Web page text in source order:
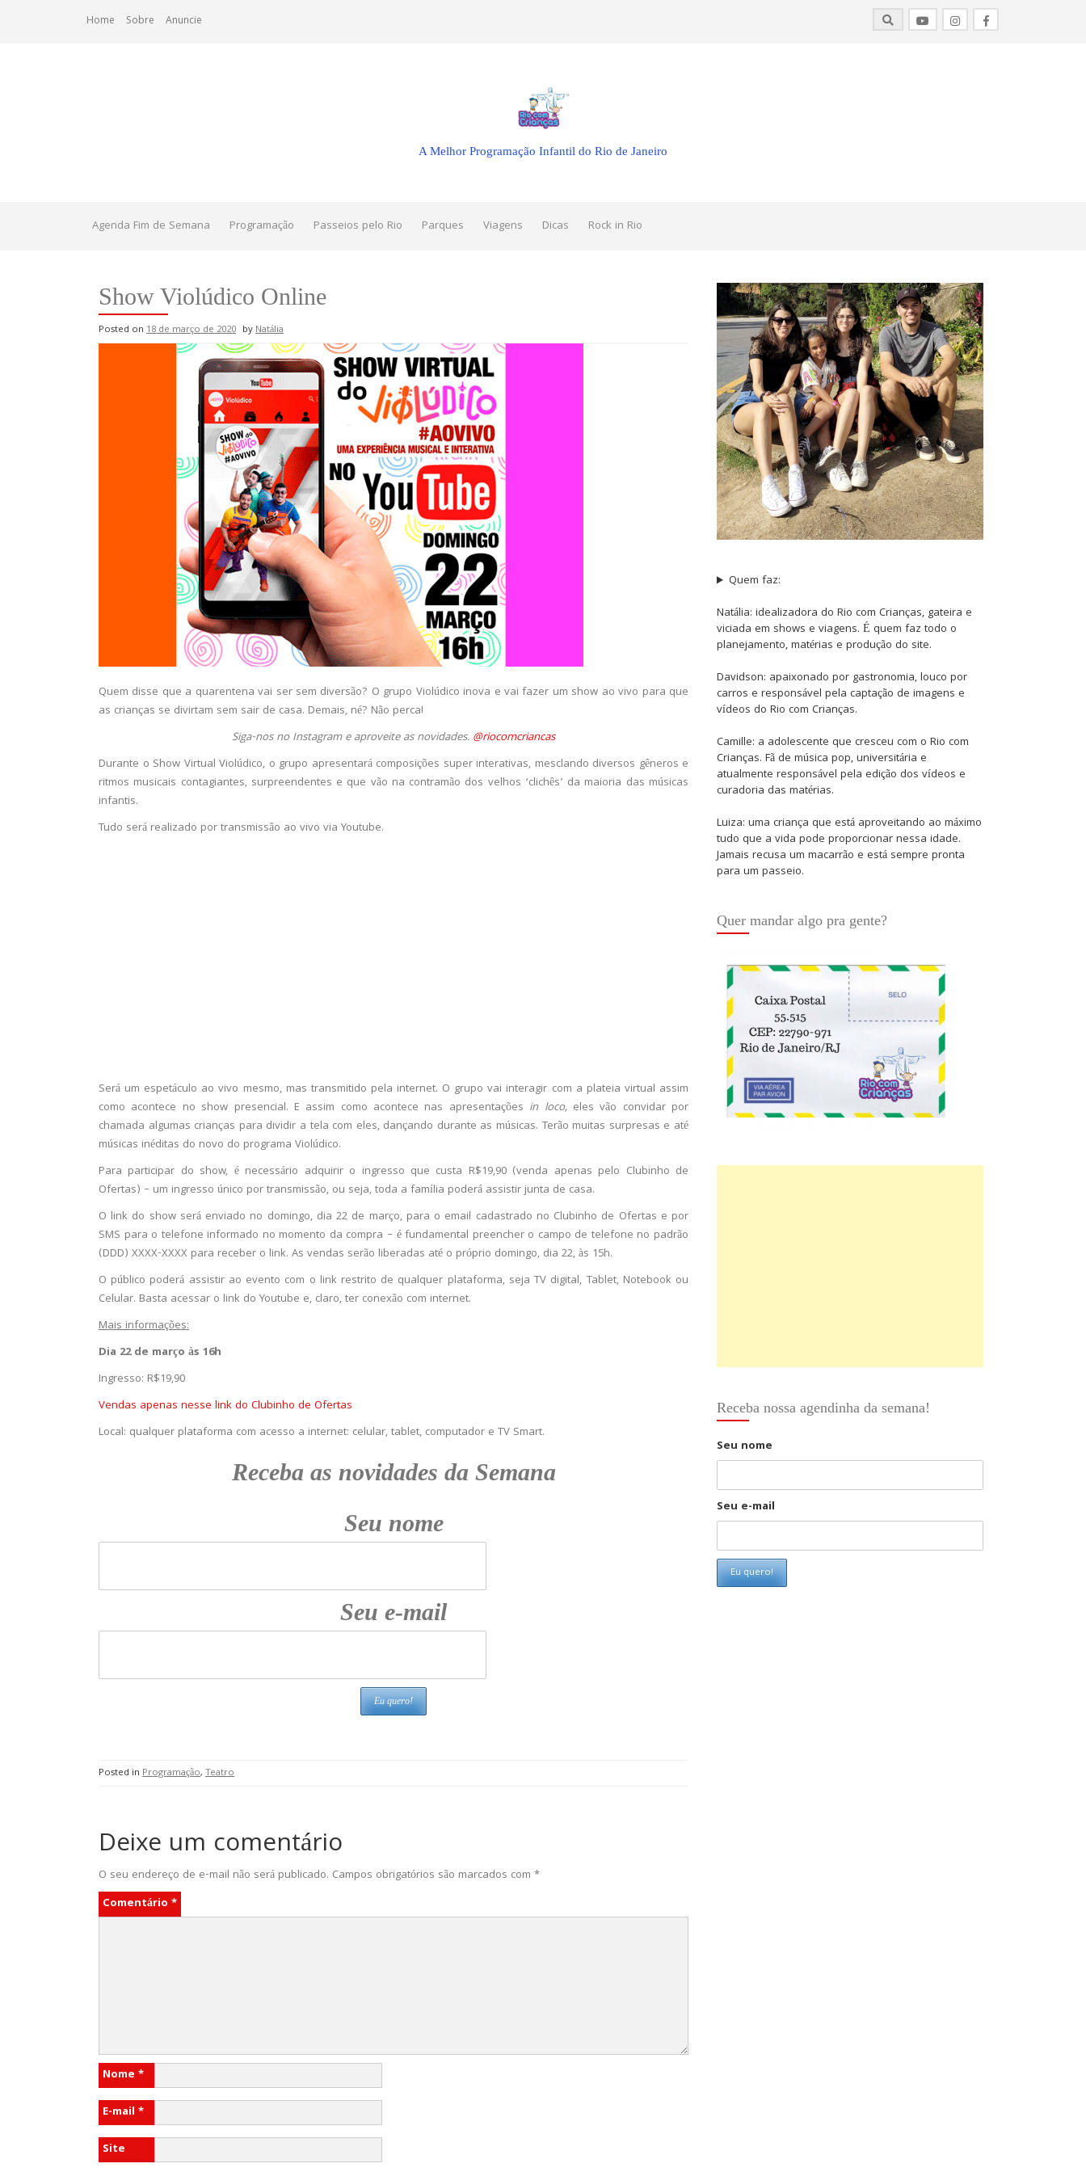
Home Sobre Anuncie
A Melhor Programação Infantil do Rio de Janeiro
Agenda Fim de Semana Programação Passeios pelo Rio Parques Viagens Dicas Rock in Rio
Show Violúdico Online
Posted on 18 de março de 2020 byNatália
Quem disse que a quarentena vai ser sem diversão? O grupo Violúdico inova e vai fazer um show ao vivo para que
as crianças se divirtam sem sair de casa. Demais, né? Não perca!
Siga-nos no Instagram e aproveite as novidades. @riocomcriancas
Durante o Show Virtual Violúdico, o grupo apresentará composições super interativas, mesclando diversos gêneros e
ritmos musicais contagiantes, surpreendentes e que vão na contramão dos velhos ‘clichês’ da maioria das músicas
infantis.
Tudo será realizado por transmissão ao vivo via Youtube.
Será um espetáculo ao vivo mesmo, mas transmitido pela internet. O grupo vai interagir com a plateia virtual assim
como acontece no show presencial. E assim como acontece nas apresentações in loco,eles vão convidar por
chamada algumas crianças para dividir a tela com eles, dançando durante as músicas. Terão muitas surpresas e até
músicas inéditas do novo do programa Violúdico.
Para participar do show, é necessário adquirir o ingresso que custa R$19,90 (venda apenas pelo Clubinho de
Ofertas) – um ingresso único por transmissão, ou seja, toda a família poderá assistir junta de casa.
O link do show será enviado no domingo, dia 22 de março, para o email cadastrado no Clubinho de Ofertas e por
SMS para o telefone informado no momento da compra – é fundamental preencher o campo de telefone no padrão
(DDD) XXXX-XXXX para receber o link. As vendas serão liberadas até o próprio domingo, dia 22, às 15h.
O público poderá assistir ao evento com o link restrito de qualquer plataforma, seja TV digital, Tablet, Notebook ou
Celular. Basta acessar o link do Youtube e, claro, ter conexão com internet.
Mais informações:
Dia 22 de março às 16h
Ingresso: R$19,90
Vendas apenas nesse link do Clubinho de Ofertas
Local: qualquer plataforma com acesso a internet: celular, tablet, computador e TV Smart.
Receba as novidades da Semana
Seu nome
Seu e-mail
Posted in Programação, Teatro
Deixe um comentário
O seu endereço de e-mail não será publicado. Campos obrigatórios são marcados com *
Comentário *
Nome *
E-mail *
Site
Quem faz:
Natália: idealizadora do Rio com Crianças, gateira e
viciada em shows e viagens. É quem faz todo o
planejamento, matérias e produção do site.
Davidson: apaixonado por gastronomia, louco por
carros e responsável pela captação de imagens e
vídeos do Rio com Crianças.
Camille: a adolescente que cresceu com o Rio com
Crianças. Fã de música pop, universitária e
atualmente responsável pela edição dos vídeos e
curadoria das matérias.
Luiza: uma criança que está aproveitando ao máximo
tudo que a vida pode proporcionar nessa idade.
Jamais recusa um macarrão e está sempre pronta
para um passeio.
Quer mandar algo pra gente?
Receba nossa agendinha da semana!
Seu nome
Seu e-mail